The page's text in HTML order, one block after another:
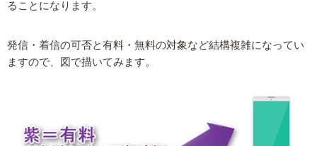
ることになります。
発信・着信の可否と有料・無料の対象など結構複雑になってい
ますので、図で描いてみます。